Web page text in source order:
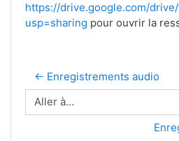
https://drive.google.com/drive/
usp=sharing pour ouvrir la
← Enregistrements audio
Aller à…